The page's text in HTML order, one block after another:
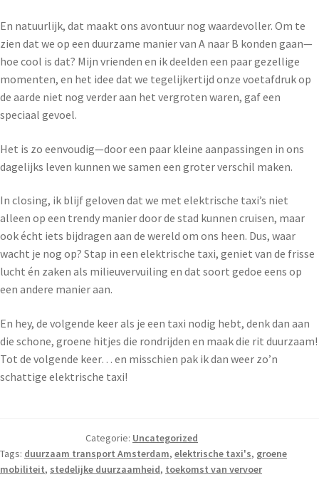
En natuurlijk, dat maakt ons avontuur nog waardevoller. Om te
zien dat we op een duurzame manier van A naar B konden gaan—
hoe cool is dat? Mijn vrienden en ik deelden een paar gezellige
momenten, en het idee dat we tegelijkertijd onze voetafdruk op
de aarde niet nog verder aan het vergroten waren, gaf een
speciaal gevoel.
Het is zo eenvoudig—door een paar kleine aanpassingen in ons
dagelijks leven kunnen we samen een groter verschil maken.
In closing, ik blijf geloven dat we met elektrische taxi’s niet
alleen op een trendy manier door de stad kunnen cruisen, maar
ook écht iets bijdragen aan de wereld om ons heen. Dus, waar
wacht je nog op? Stap in een elektrische taxi, geniet van de frisse
lucht én zaken als milieuvervuiling en dat soort gedoe eens op
een andere manier aan.
En hey, de volgende keer als je een taxi nodig hebt, denk dan aan
die schone, groene hitjes die rondrijden en maak die rit duurzaam!
Tot de volgende keer… en misschien pak ik dan weer zo’n
schattige elektrische taxi!
Categorie: Uncategorized
Tags: duurzaam transport Amsterdam, elektrische taxi's, groene
mobiliteit, stedelijke duurzaamheid, toekomst van vervoer